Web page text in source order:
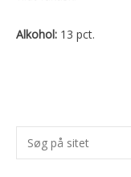
Alkohol: 13 pct.
Primær
Sidebar
Søg
på